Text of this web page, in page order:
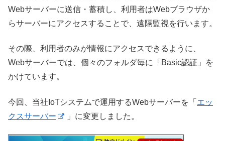
Webサーバーに送信・蓄積し、利用者はWebブラウザか
らサーバーにアクセスすることで、遠隔監視を行います。
その際、利用者のみが情報にアクセスできるように、
Webサーバーでは、個々のフォルダ毎に「Basic認証」を
かけています。
今回、当社IoTシステムで運用するWebサーバーを「 エッ
クスサーバー
」に変更しました。